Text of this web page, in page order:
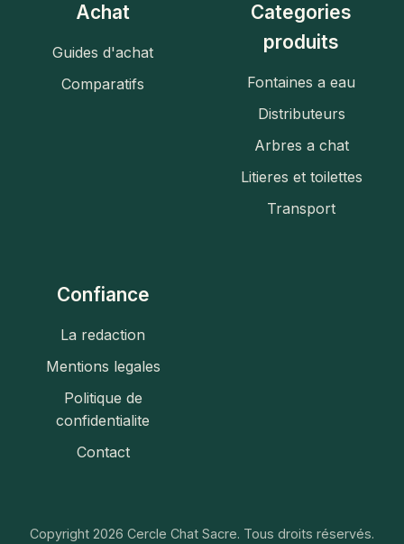
Achat
Guides d'achat
Comparatifs
Categories
produits
Fontaines a eau
Distributeurs
Arbres a chat
Litieres et toilettes
Transport
Confiance
La redaction
Mentions legales
Politique de
confidentialite
Contact
Copyright 2026 Cercle Chat Sacre. Tous droits réservés.